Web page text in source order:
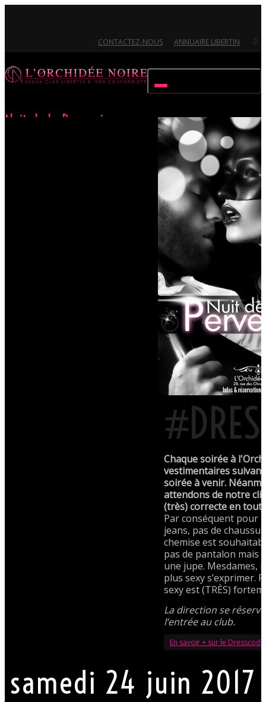
CONTACTEZ-NOUS ANNUAIRE LIBERTIN
Nuit de la Perversion
Ouvert 7/7 - Pour toutes informations, contactez-nous au 02.51.72.21.81
Chaque soirée à
vestimentaires
soirée à venir.
attendons de notre
(très) correcte en
Par conséquent pour
jeans, pas de
chemise est
pas de pantalon mais
une jupe. Mesdames,
plus sexy s’exprimer.
sexy est (TRÈS)
La direction se
l’entrée au club.
En savoir + sur le Dresscode
samedi 24 juin 2017